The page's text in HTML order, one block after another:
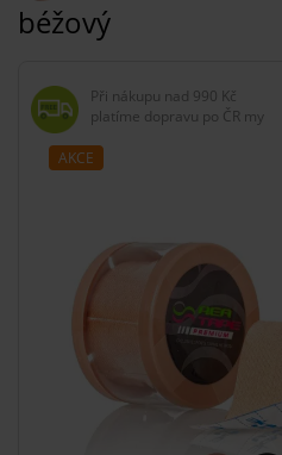
béžový
Při nákupu nad 990 Kč
platíme dopravu po ČR my
AKCE